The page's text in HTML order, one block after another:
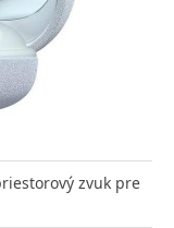
zvuk pre